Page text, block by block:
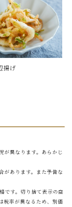
揚げ
が異なります。あらかじ
があります。また予告な
です。切り捨て表示の店
税率が異なるため、別価